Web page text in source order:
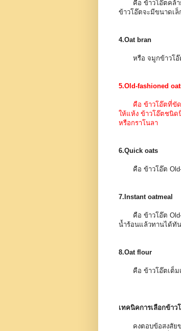
คือ ข้าวโอ๊ตคล้าย
ข้าวโอ๊ตจะมีขนาดเ
4.Oat bran
หรือ จมูกข้าวโอ๊ต
5.Old-fashioned
คือ ข้าวโอ๊ตที่ขัดเ
ให้แห้ง ข้าวโอ๊ตชนิด
หรือกราโนลา
6.Quick oats
คือ ข้าวโอ๊ต Old-
7.Instant oatmeal
คือ ข้าวโอ๊ต Old-
น้ำร้อนแล้วทานได้ทั
8.Oat flour
คือ ข้าวโอ๊ตเต็มเม
เทคนิคการเลือกข้า
คงตอบข้อสงสัยขอ